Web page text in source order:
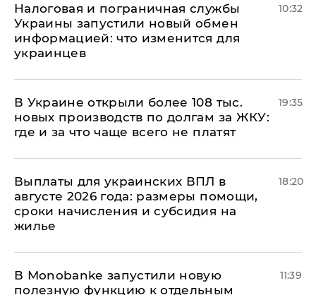
Налоговая и пограничная службы
Украины запустили новый обмен
информацией: что изменится для
украинцев
10:32
В Украине открыли более 108 тыс.
новых производств по долгам за ЖКУ:
где и за что чаще всего не платят
19:35
Выплаты для украинских ВПЛ в
августе 2026 года: размеры помощи,
сроки начисления и субсидия на
жилье
18:20
В Мonobankе запустили новую
полезную функцию к отдельным
11:39